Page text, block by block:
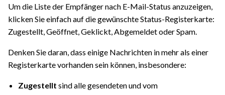
Um die Liste der Empfänger nach E-Mail-Status anzuzeigen,
klicken Sie einfach auf die gewünschte Status-Registerkarte:
Zugestellt, Geöffnet, Geklickt, Abgemeldet oder Spam.
Denken Sie daran, dass einige Nachrichten in mehr als einer
Registerkarte vorhanden sein können, insbesondere:
Zugestellt sind alle gesendeten und vom